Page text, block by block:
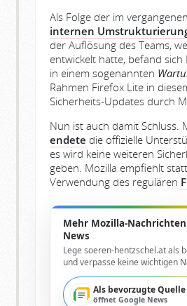
Als Folge der im
internen
der Auflösung des Teams,
entwickelt hatte, befand sich
in einem sogenannten
Rahmen Firefox Lite in
Sicherheits-Updates durch
Nun ist auch damit Schluss.
endete die offizielle
es wird keine weiteren
geben. Mozilla empfiehlt
Verwendung des regulären
Mehr Mozilla-
News
Lege soeren-hentzschel.at als
und verpasse keine wichtigen
Als bevorzugte
öffnet Google News